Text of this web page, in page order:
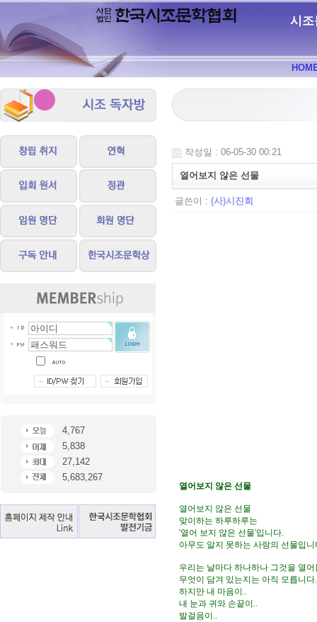
시조
4,767
5,838
27,142
5,683,267
작성일 : 06-05-30 00:21
열어보지 않은 선물
글쓴이 : (사)시진회
열어보지 않은 선물
열어보지 않은 선물
맞이하는 하루하루는
'열어 보지 않은 선물'입니다.
아무도 알지 못하는 사랑의 선물입니
우리는 날마다 하나하나 그것을 열어
무엇이 담겨 있는지는 아직 모릅니다.
하지만 내 마음이..
내 눈과 귀와 손끝이..
발걸음이..